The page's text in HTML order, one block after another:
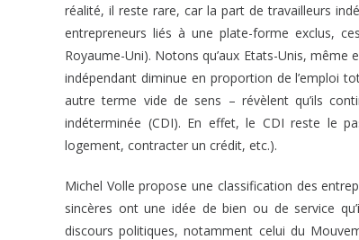
réalité, il reste rare, car la part de travailleurs
entrepreneurs liés à une plate-forme exclus,
Royaume-Uni). Notons qu’aux Etats-Unis,
indépendant diminue en proportion de l’emploi
autre terme vide de sens – révèlent qu’ils
indéterminée (CDI). En effet, le CDI reste le
logement, contracter un crédit, etc.).
Michel Volle propose une classification des
sincères ont une idée de bien ou de service
discours politiques, notamment celui du